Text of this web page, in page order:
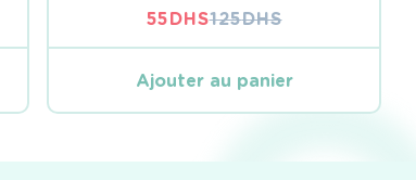
125DHS
LE
PRIX
INITIAL
ÉTAIT :
125 DHS.
55DHSLE
PRIX
ACTUEL
EST :
55 DHS.
Ajouter au panier